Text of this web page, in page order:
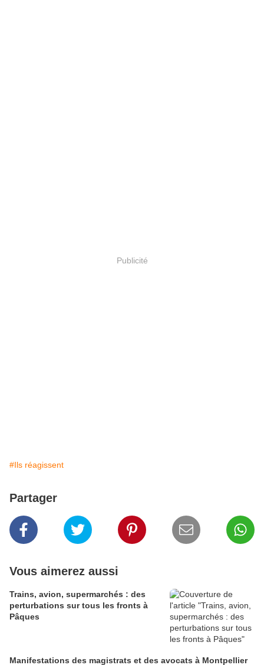
Publicité
#Ils réagissent
Partager
Vous aimerez aussi
Trains, avion, supermarchés : des
perturbations sur tous les fronts à
Pâques
Manifestations des magistrats et des avocats à Montpellier